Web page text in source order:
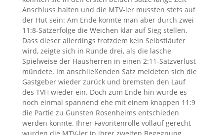
Anschluss halten und die MTV-ler mussten stets auf
der Hut sein: Am Ende konnte man aber durch zwei
11:8-Satzerfolge die Weichen klar auf Sieg stellen.
Dass dieser allerdings trotzdem kein Selbstläufer
wird, zeigte sich in Runde drei, als die lasche
Spielweise der Hausherren in einen 2:11-Satzverlust
mündete. Im anschließenden Satz meldeten sich die
Gastgeber wieder zurück und bremsten den Lauf
des TVH wieder ein. Doch zum Ende hin wurde es
noch einmal spannend ehe mit einem knappen 11:9
die Partie zu Gunsten Rosenheims entschieden
werden konnte. Ihrer Favoritenrolle vollauf gerecht